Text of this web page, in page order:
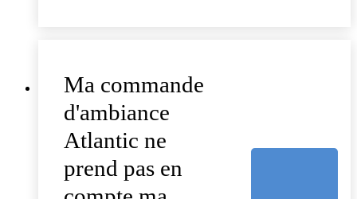
Ma commande
d'ambiance
Atlantic ne
prend pas en